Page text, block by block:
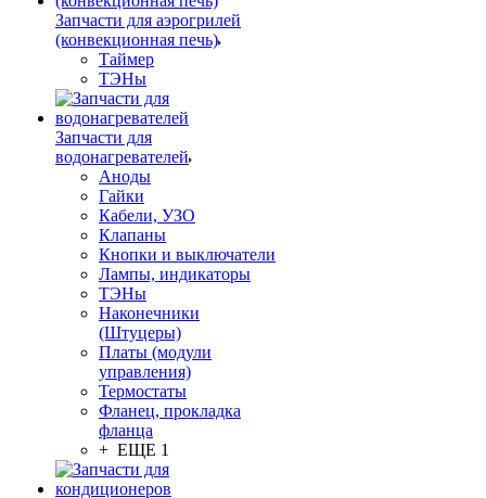
Запчасти для аэрогрилей
(конвекционная печь)
Таймер
ТЭНы
Запчасти для
водонагревателей
Аноды
Гайки
Кабели, УЗО
Клапаны
Кнопки и выключатели
Лампы, индикаторы
ТЭНы
Наконечники
(Штуцеры)
Платы (модули
управления)
Термостаты
Фланец, прокладка
фланца
+ ЕЩЕ 1